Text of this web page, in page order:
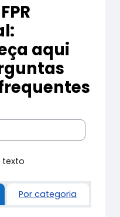
aqui
texto
Por categoria